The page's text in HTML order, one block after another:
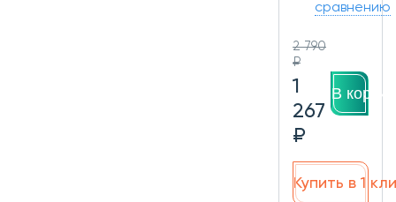
сравнению
2 790
₽
1
267
₽
В
Купить в 1